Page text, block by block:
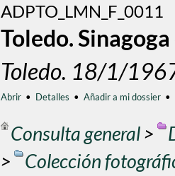
ADPTO_LMN_F_0011
Toledo.
Toledo. 18/1/
Abrir • Detalles • Añadir a mi dossier •
Consulta general>
>
Colección